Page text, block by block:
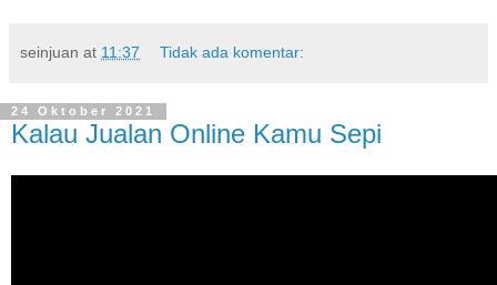
seinjuan at 11:37 Tidak ada komentar:
24 Oktober 2021
Kalau Jualan Online Kamu Sepi